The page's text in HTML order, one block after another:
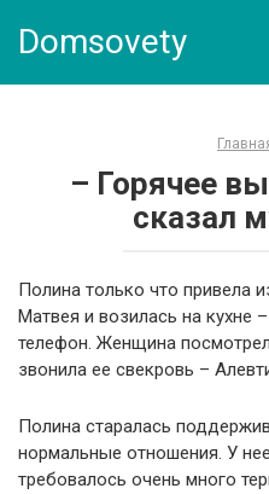
Domsovety
– Горячее
сказал
Полина только что привела
Матвея и возилась на кухне
телефон. Женщина
звонила ее свекровь –
Полина старалась
нормальные отношения. У
требовалось очень много